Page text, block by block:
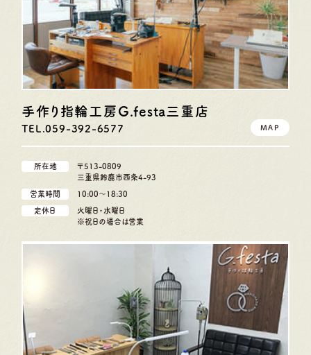
手作り指輪工房G.festa 三重店
TEL.059-392-6577 MAP
所在地
〒513-0809
三重県鈴鹿市西条4-93
営業時間 10:00〜18:30
定休日
火曜日・水曜日
※祝日の場合は営業